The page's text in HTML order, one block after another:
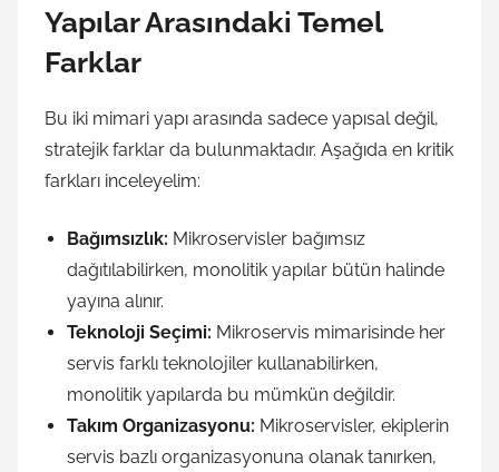
Yapılar Arasındaki Temel
Farklar
Bu iki mimari yapı arasında sadece yapısal değil,
stratejik farklar da bulunmaktadır. Aşağıda en kritik
farkları inceleyelim:
Bağımsızlık: Mikroservisler bağımsız
dağıtılabilirken, monolitik yapılar bütün halinde
yayına alınır.
Teknoloji Seçimi: Mikroservis mimarisinde her
servis farklı teknolojiler kullanabilirken,
monolitik yapılarda bu mümkün değildir.
Takım Organizasyonu: Mikroservisler, ekiplerin
servis bazlı organizasyonuna olanak tanırken,